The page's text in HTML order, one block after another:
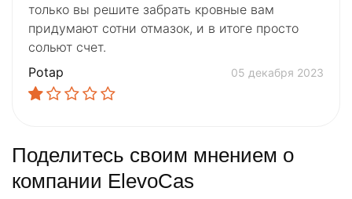
только вы решите забрать кровные вам
придумают сотни отмазок, и в итоге просто
сольют счет.
Potap
05 декабря 2023
Поделитесь своим мнением о
компании ElevoCas